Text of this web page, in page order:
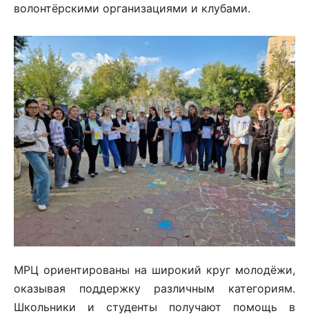
волонтёрскими организациями и клубами.
МРЦ ориентированы на широкий круг молодёжи,
оказывая поддержку различным категориям.
Школьники и студенты получают помощь в